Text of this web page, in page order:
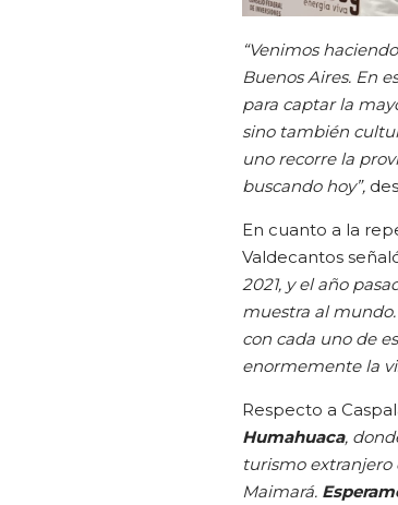
“Venimos
Buenos Aires. En
para captar la
sino también
uno recorre la
buscando hoy”,
En cuanto a la
Valdecantos
2021, y el año
muestra al
con cada uno de
enormemente la
Respecto a
Humahuaca,
turismo extranjero
Maimará.